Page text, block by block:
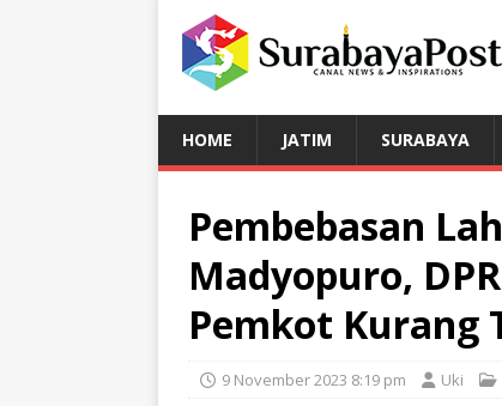
HOME JATIM SURABAYA
Pembebasan
Madyopuro,
Pemkot Kurang
9 November 2023 8:19 pm Uki